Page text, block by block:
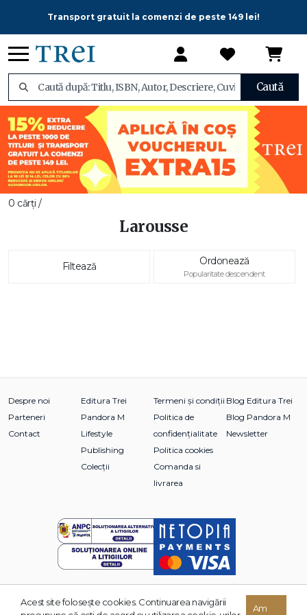
Transport gratuit la comenzi de peste 149 lei!
Caută
0 cărți /
Larousse
Filtează Ordonează
Popularitate descendent
Despre noi
Parteneri
Contact
Editura Trei
Pandora M
Lifestyle
Publishing
Colecții
Termeni și condiții
Politica de
confidențialitate
Politica cookies
Comanda si
livrarea
Blog Editura Trei
Blog Pandora M
Newsletter
© 2026 Grupul Editorial TREI. Toate drepturile rezervate.
Acest site foloseşte cookies. Continuarea navigării
Am